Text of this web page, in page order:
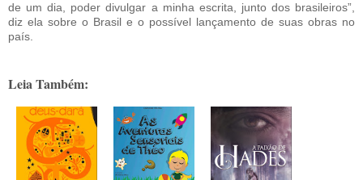
de um dia, poder divulgar a minha escrita, junto dos brasileiros”,
diz ela sobre o Brasil e o possível lançamento de suas obras no
país.
Leia Também: